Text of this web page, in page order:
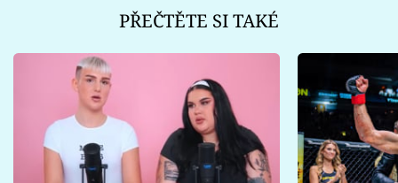
PŘEČTĚTE SI TAKÉ